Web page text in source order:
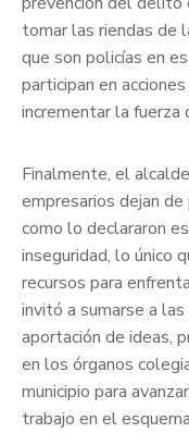
tomar las riendas de
que son policías en
participan en
incrementar la fuerza
Finalmente, el
empresarios dejan
como lo declararon
inseguridad, lo único
recursos para
invitó a sumarse a
aportación de ideas,
en los órganos
municipio para
trabajo en el